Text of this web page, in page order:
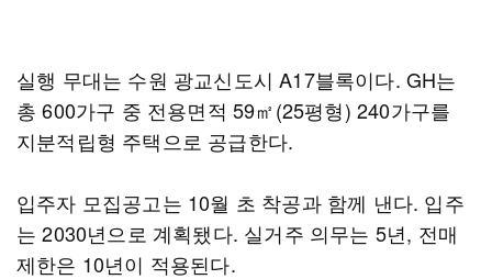
실행 무대는 수원 광교신도시 A17블록이다. GH는
총 600가구 중 전용면적 59㎡(25평형) 240가구를
지분적립형 주택으로 공급한다.
입주자 모집공고는 10월 초 착공과 함께 낸다. 입주
는 2030년으로 계획됐다. 실거주 의무는 5년, 전매
제한은 10년이 적용된다.